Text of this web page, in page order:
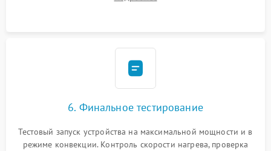
Надежная фиксация клемм и сборка корпуса шкафа.
6. Финальное тестирование
Тестовый запуск устройства на максимальной мощности и в
режиме конвекции. Контроль скорости нагрева, проверка